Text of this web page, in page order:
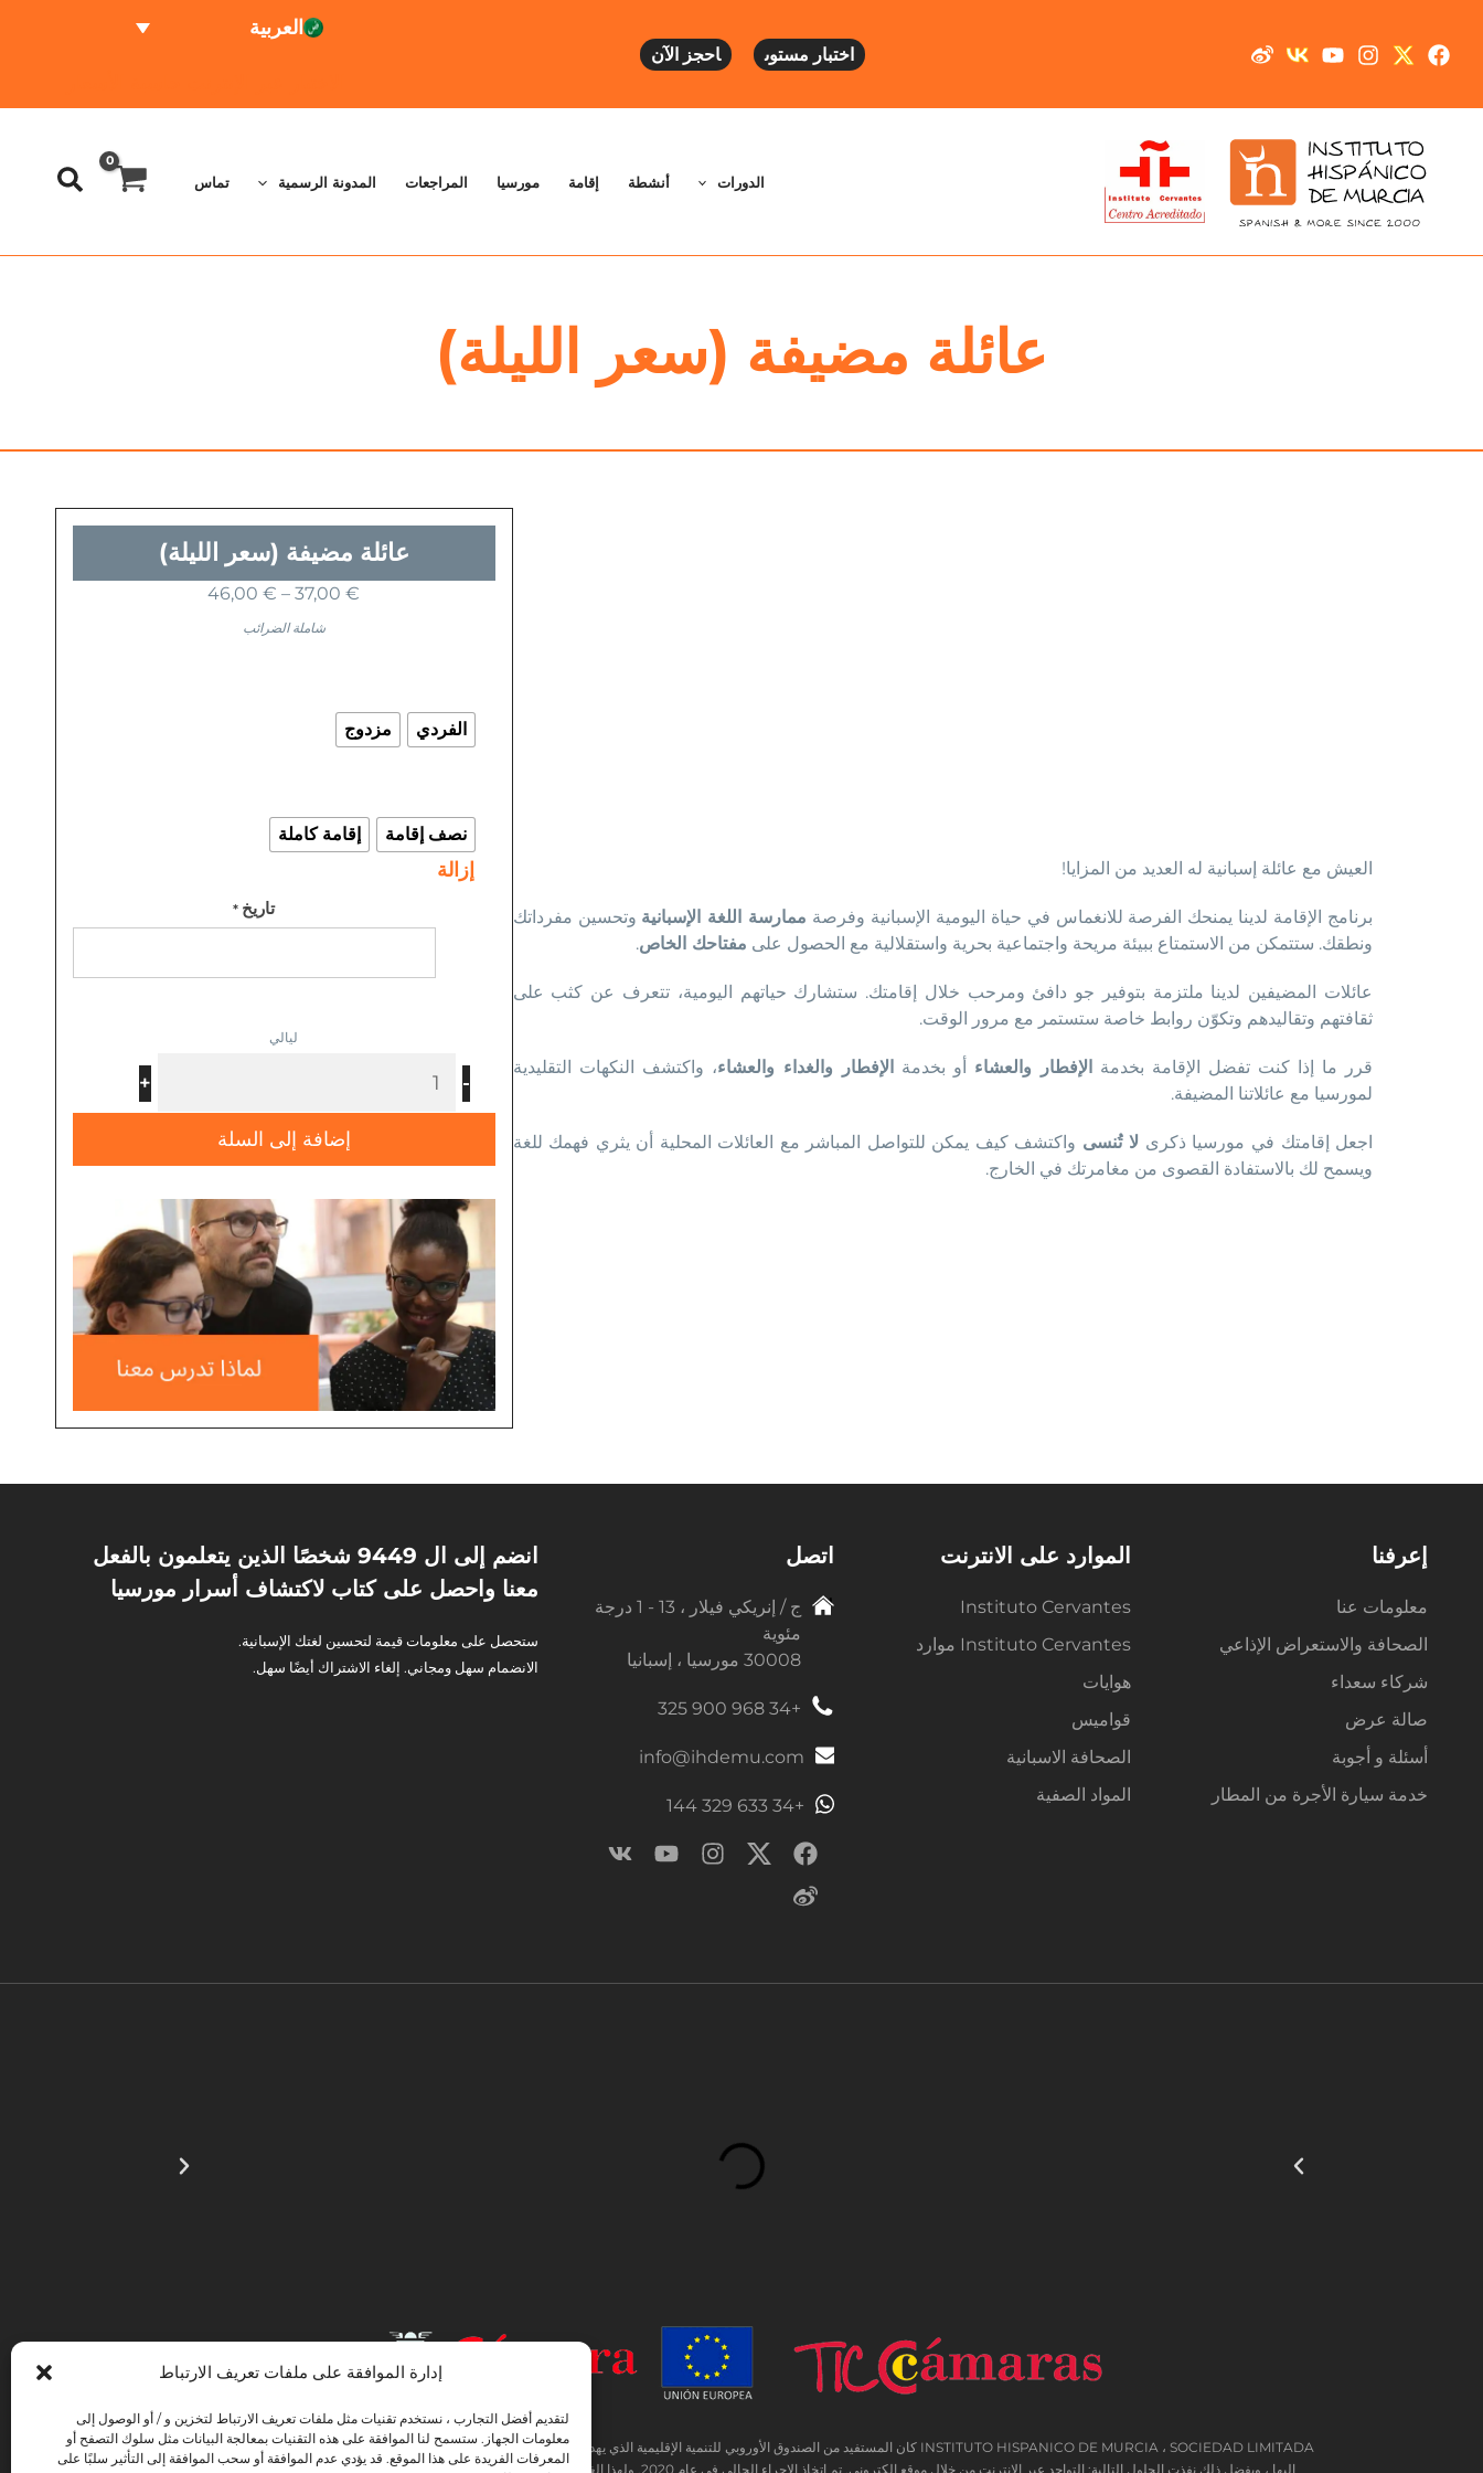
إدارة الموافقة على ملفات تعريف الارتباط
لتقديم أفضل التجارب ، نستخدم تقنيات مثل ملفات تعريف الارتباط لتخزين و / أو الوصول إلى
معلومات الجهاز. ستسمح لنا الموافقة على هذه التقنيات بمعالجة البيانات مثل سلوك التصفح أو
المعرفات الفريدة على هذا الموقع. قد يؤدي عدم الموافقة أو سحب الموافقة إلى التأثير سلبًا على
المحتوى
اختبار مستوى احجز الآن
العربية
الدورات أنشطة إقامة مورسيا المراجعات المدونة الرسمية تماس
عائلة مضيفة (سعر الليلة)
العيش مع عائلة إسبانية له العديد من المزايا!
برنامج الإقامة لدينا يمنحك الفرصة للانغماس في حياة اليومية الإسبانية وفرصة ممارسة اللغة الإسبانية وتحسين مفرداتك
ونطقك. ستتمكن من الاستمتاع ببيئة مريحة واجتماعية بحرية واستقلالية مع الحصول على مفتاحك الخاص.
عائلات المضيفين لدينا ملتزمة بتوفير جو دافئ ومرحب خلال إقامتك. ستشارك حياتهم اليومية، تتعرف عن كثب على
ثقافتهم وتقاليدهم وتكوّن روابط خاصة ستستمر مع مرور الوقت.
قرر ما إذا كنت تفضل الإقامة بخدمة الإفطار والعشاء أو بخدمة الإفطار والغداء والعشاء، واكتشف النكهات التقليدية
لمورسيا مع عائلاتنا المضيفة.
اجعل إقامتك في مورسيا ذكرى لا تُنسى واكتشف كيف يمكن للتواصل المباشر مع العائلات المحلية أن يثري فهمك للغة
ويسمح لك بالاستفادة القصوى من مغامرتك في الخارج.
عائلة مضيفة (سعر الليلة)
37,00€
–
46,00€
نطاق
شاملة الضرائب
الفردي مزدوج
نصف إقامة إقامة كاملة
إزالة
تاريخ *
-
مضيفة
(سعر
+
إضافة إلى السلة
إعرفنا
معلومات عنا
الصحافة والاستعراض الإذاعي
شركاء سعداء
صالة عرض
أسئلة و أجوبة
خدمة سيارة الأجرة من المطار
الموارد على الانترنت
Instituto Cervantes
Instituto Cervantes موارد
هوايات
قواميس
الصحافة الاسبانية
المواد الصفية
اتصل
ج / إنريكي فيلار ، 13 - 1 درجة
مئوية
30008 مورسيا ، إسبانيا
+34 968 900 325
info@ihdemu.com
+34 633 329 144
انضم إلى ال 9449 شخصًا الذين يتعلمون بالفعل
معنا واحصل على كتاب لاكتشاف أسرار مورسيا
ستحصل على معلومات قيمة لتحسين لغتك الإسبانية.
الانضمام سهل ومجاني. إلغاء الاشتراك أيضًا سهل.
INSTITUTO HISPANICO DE MURCIA ، SOCIEDAD LIMITADA كان المستفيد من الصندوق الأوروبي للتنمية الإقليمية الذي يهدف إلى تطوير استخدام وجودة تكنولوجيا المعلومات والاتصالات وإمكانية الوصول
إليها ، وبفضل ذلك نفذت الحلول التالية: التواجد عبر الإنترنت من خلال موقع إلكتروني. تم اتخاذ الإجراء الحالي في عام 2020. ولهذا الغرض ، تم دعمه من قبل برنامج TIC Cámaras ، من قبل كامارا من مورسيا.